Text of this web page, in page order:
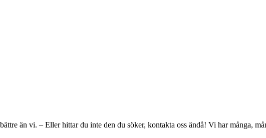
än vi. – Eller hittar du inte den du söker, kontakta oss ändå! Vi har många,